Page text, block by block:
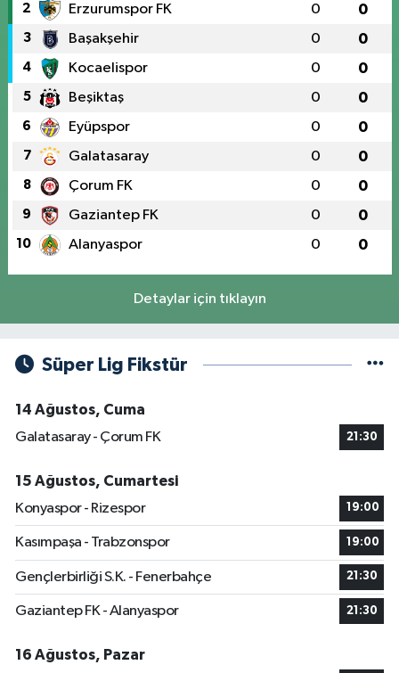
2 Erzurumspor FK 0 0
3 Başakşehir 0 0
4 Kocaelispor 0 0
5 Beşiktaş 0 0
6 Eyüpspor 0 0
7 Galatasaray 0 0
8 Çorum FK 0 0
9 Gaziantep FK 0 0
10 Alanyaspor 0 0
Detaylar için tıklayın
Süper Lig Fikstür
14 Ağustos, Cuma
Galatasaray - Çorum FK
21:30
15 Ağustos, Cumartesi
Konyaspor - Rizespor
19:00
Kasımpaşa - Trabzonspor 19:00
Gençlerbirliği S.K. - Fenerbahçe 21:30
Gaziantep FK - Alanyaspor 21:30
16 Ağustos, Pazar